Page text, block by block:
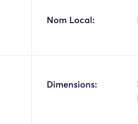
Nom Local:
Dimensions: